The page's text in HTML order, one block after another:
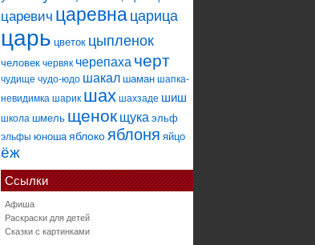
царевич царевна царица
царь цветок цыпленок
человек червяк черепаха черт
чудище чудо-юдо шакал шаман шапка-
невидимка шарик шах шахзаде шиш
школа шмель щенок щука эльф
эльфы юноша яблоко яблоня яйцо
ёж
Ссылки
Афиша
Раскраски для детей
Сказки с картинками